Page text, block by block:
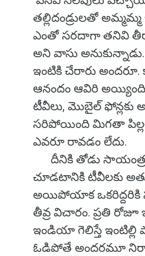
తల్లిదండ్రులతో అమ్మమ్మ
ఎంతో సరదాగా తనివి
అని వాసు
ఇంటికి చేరారు
ఆనందం ఆవిరి
టీవీలు, మొబైల్ ఫోన్లకు
సరిపోయింది మిగతా
ఎవరూ రావడం లేదు.
దీనికి తోడు సాయంత్రం
చూడటానికి టీవీలకు
అయిపోయాక ఒకరిద్దరికి
తీవ్ర విచారం. ప్రతి రోజూ
ఇండియా గెలిస్తే ఇంటిల్లి
ఓడిపోతే అందరమూ